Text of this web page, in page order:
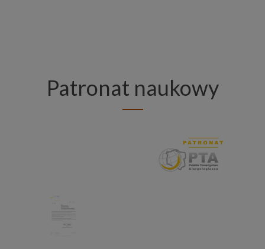
Patronat naukowy